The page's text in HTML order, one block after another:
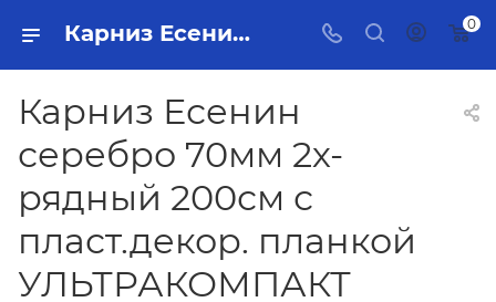
Карниз Есенин серебро 70мм 2х-рядный 200см с пласт.декор. планкой УЛЬТРАКОМПАКТ Тольятти - купить в интернет-магазине, каталог с ценами и характеристиками 0
Карниз Есенин
серебро 70мм 2х-
рядный 200см с
пласт.декор. планкой
УЛЬТРАКОМПАКТ